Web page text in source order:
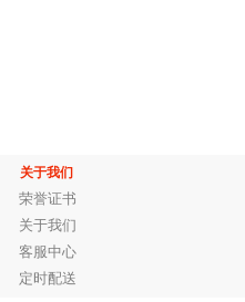
关于我们
荣誉证书
关于我们
客服中心
定时配送